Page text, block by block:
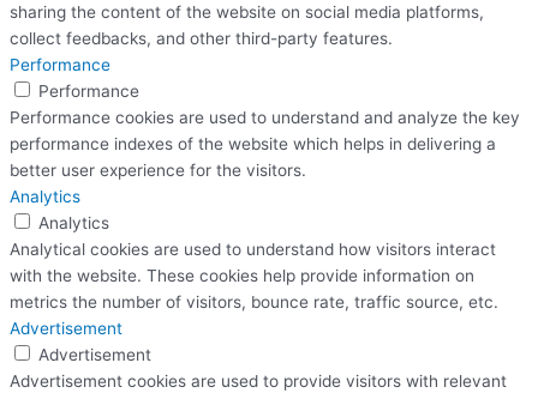
sharing the content of the website on social media platforms,
collect feedbacks, and other third-party features.
Performance
Performance
Performance cookies are used to understand and analyze the key
performance indexes of the website which helps in delivering a
better user experience for the visitors.
Analytics
Analytics
Analytical cookies are used to understand how visitors interact
with the website. These cookies help provide information on
metrics the number of visitors, bounce rate, traffic source, etc.
Advertisement
Advertisement
Advertisement cookies are used to provide visitors with relevant